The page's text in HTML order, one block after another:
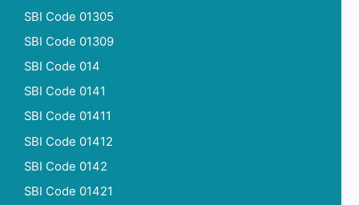
SBI Code 01305
SBI Code 01309
SBI Code 014
SBI Code 0141
SBI Code 01411
SBI Code 01412
SBI Code 0142
SBI Code 01421